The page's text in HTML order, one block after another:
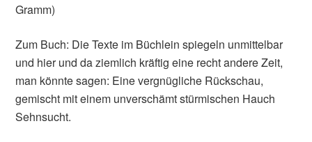
Gramm)
Zum Buch: Die Texte im Büchlein spiegeln unmittelbar
und hier und da ziemlich kräftig eine recht andere Zeit,
man könnte sagen: Eine vergnügliche Rückschau,
gemischt mit einem unverschämt stürmischen Hauch
Sehnsucht.